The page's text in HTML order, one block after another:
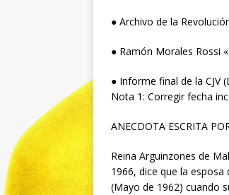
● Archivo de la
● Ramón Morales Rossi
● Informe final de la CJV
Nota 1: Corregir fecha
ANECDOTA ESCRITA
Reina Arguinzones de
1966, dice que la
(Mayo de 1962) cuando